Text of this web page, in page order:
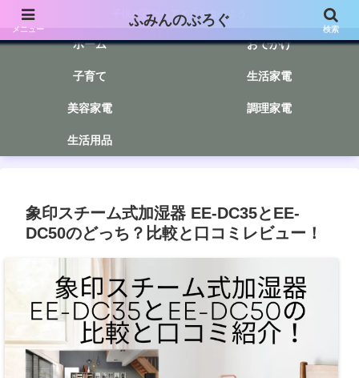
子供が寝たらアイスを食べよう
ホーム おでかけ
子育て 生活家電
美容家電 調理家電
生活用品
象印スチーム式加湿器 EE-DC35とEE-
DC50のどっち？比較と口コミレビュー！
メニュー
ふみんのぶろぐ
検索